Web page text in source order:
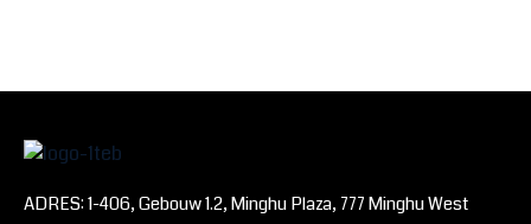
ADRES: 1-406, Gebouw 1.2, Minghu Plaza, 777 Minghu West